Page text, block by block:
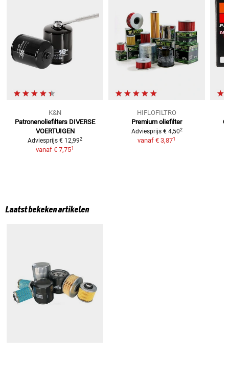
K&N
Patronenoliefilters DIVERSE
VOERTUIGEN
Adviesprijs € 12,992
vanaf € 7,751
HIFLOFILTRO
Premium oliefilter
Adviesprijs € 4,502
vanaf € 3,871
Laatst bekeken artikelen